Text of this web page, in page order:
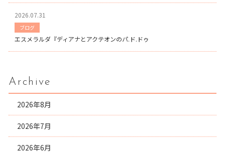
2026.07.31
ブログ
エスメラルダ『ディアナとアクテオンのパ.ド.ドゥ
Archive
2026年8月
2026年7月
2026年6月